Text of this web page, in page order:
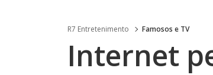
R7 Entretenimento Famosos e TV
Internet